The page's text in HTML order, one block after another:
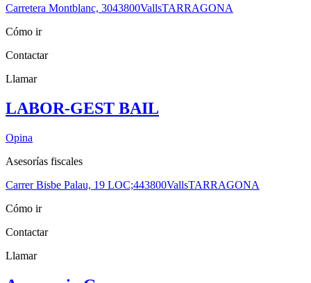
Carretera Montblanc, 3043800VallsTARRAGONA
Cómo ir
Contactar
Llamar
LABOR-GEST BAIL
Opina
Asesorías fiscales
Carrer Bisbe Palau, 19 LOC;443800VallsTARRAGONA
Cómo ir
Contactar
Llamar